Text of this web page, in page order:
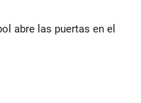
abre las puertas en el